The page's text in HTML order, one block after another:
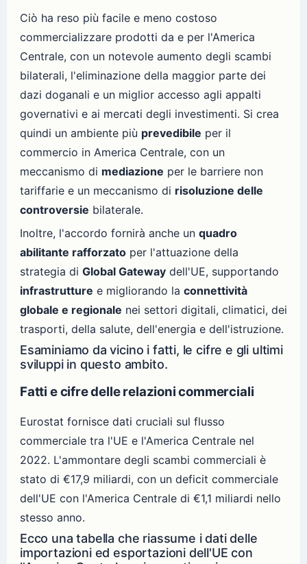
Ciò ha reso più facile e meno costoso
commercializzare prodotti da e per l'America
Centrale, con un notevole aumento degli scambi
bilaterali, l'eliminazione della maggior parte dei
dazi doganali e un miglior accesso agli appalti
governativi e ai mercati degli investimenti. Si crea
quindi un ambiente più prevedibile per il
commercio in America Centrale, con un
meccanismo di mediazione per le barriere non
tariffarie e un meccanismo di risoluzione delle
controversie bilaterale.
Inoltre, l'accordo fornirà anche un quadro
abilitante rafforzato per l'attuazione della
strategia di Global Gateway dell'UE, supportando
infrastrutture e migliorando la connettività
globale e regionale nei settori digitali, climatici, dei
trasporti, della salute, dell'energia e dell'istruzione.
Esaminiamo da vicino i fatti, le cifre e gli ultimi
sviluppi in questo ambito.
Fatti e cifre delle relazioni commerciali
Eurostat fornisce dati cruciali sul flusso
commerciale tra l'UE e l'America Centrale nel
2022. L'ammontare degli scambi commerciali è
stato di €17,9 miliardi, con un deficit commerciale
dell'UE con l'America Centrale di €1,1 miliardi nello
stesso anno.
Ecco una tabella che riassume i dati delle
importazioni ed esportazioni dell'UE con